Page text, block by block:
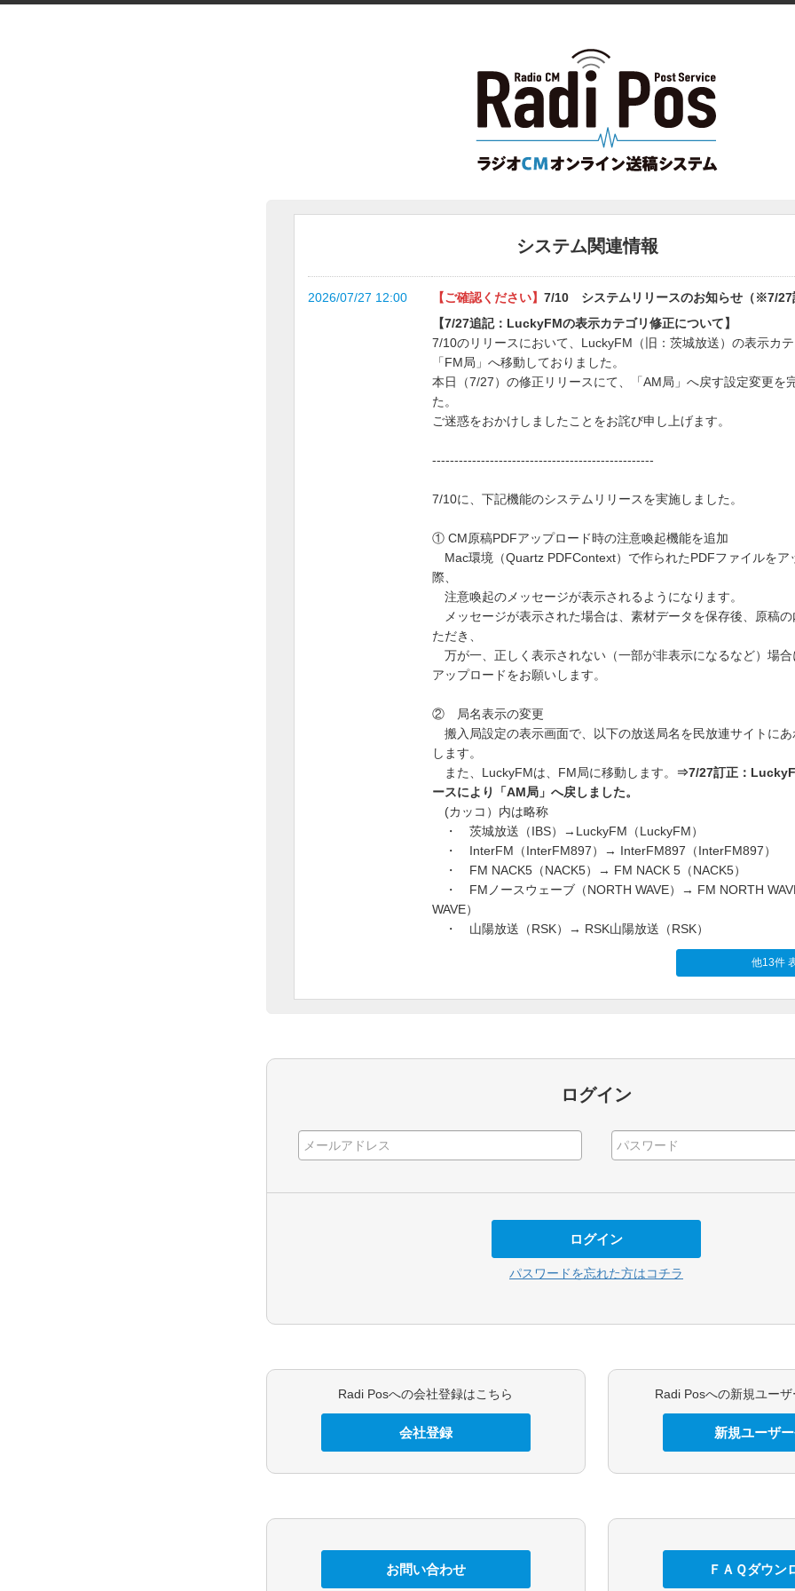
システム関連情報
2026/07/27 12:00 【ご確認ください】 7/10 システムリリースのお知らせ（※7/27
【7/27追記：LuckyFMの表示カテゴリ修正について】
7/10のリリースにおいて、LuckyFM（旧：茨城放送）の表示カ
「FM局」へ移動しておりました。
本日（7/27）の修正リリースにて、「AM局」へ戻す設定変更を
た。
ご迷惑をおかけしましたことをお詫び申し上げます。
--------------------------------------------------
7/10に、下記機能のシステムリリースを実施しました。
① CM原稿PDFアップロード時の注意喚起機能を追加
Mac環境（Quartz PDFContext）で作られたPDFファイルをア
際、
注意喚起のメッセージが表示されるようになります。
メッセージが表示された場合は、素材データを保存後、原稿の
ただき、
万が一、正しく表示されない（一部が非表示になるなど）場合
アップロードをお願いします。
② 局名表示の変更
搬入局設定の表示画面で、以下の放送局名を民放連サイトにあ
します。
また、LuckyFMは、FM局に移動します。
⇒7/27訂正：
ースにより「AM局」へ戻しました。
(カッコ）内は略称
・ 茨城放送（IBS）→LuckyFM（LuckyFM）
・ InterFM（InterFM897）→ InterFM897（InterFM897）
・ FM NACK5（NACK5）→ FM NACK 5（NACK5）
・ FMノースウェーブ（NORTH WAVE）→ FM NORTH
WAVE）
・ 山陽放送（RSK）→ RSK山陽放送（RSK）
他13件
ログイン
ログイン
パスワードを忘れた方はコチラ
Radi Posへの会社登録はこちら
会社登録
Radi Posへの新規ユー
新規ユーザ
お問い合わせ ＦＡＱダウン